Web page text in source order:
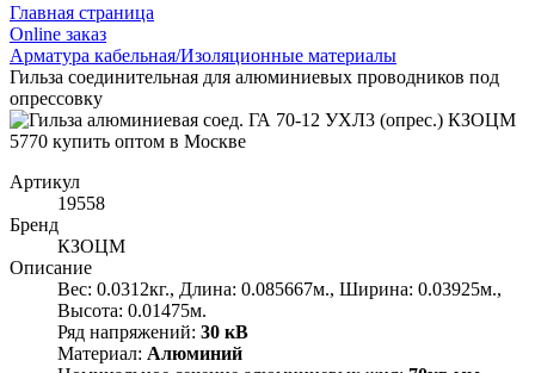
Главная страница
Оnline заказ
Арматура кабельная/Изоляционные материалы
Гильза соединительная для алюминиевых проводников под
опрессовку
Артикул
19558
Бренд
КЗОЦМ
Описание
Вес: 0.0312кг., Длина: 0.085667м., Ширина: 0.03925м.,
Высота: 0.01475м.
Ряд напряжений: 30 кВ
Материал: Алюминий